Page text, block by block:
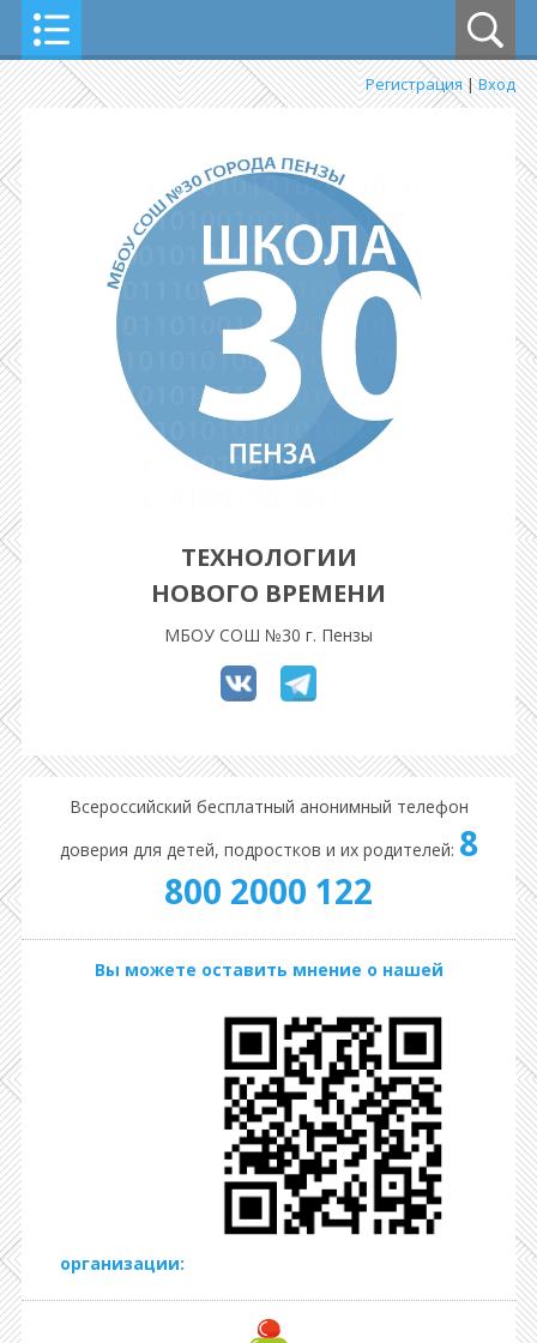
Регистрация|Вход
ТЕХНОЛОГИИ
НОВОГО ВРЕМЕНИ
МБОУ СОШ №30 г. Пензы
Всероссийский бесплатный анонимный телефон
доверия для детей, подростков и их родителей: 8
800 2000 122
Вы можете оставить мнение о нашей
организации: